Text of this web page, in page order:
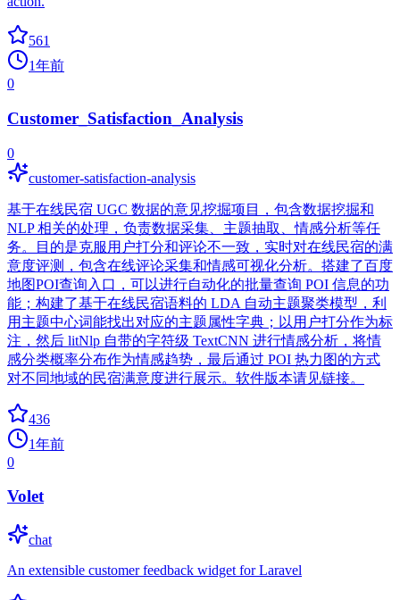
561
1年前
0
Customer_Satisfaction_Analysis
0
customer-satisfaction-analysis
基于在线民宿 UGC 数据的意见挖掘项目，包含数据挖掘和
NLP 相关的处理，负责数据采集、主题抽取、情感分析等任
务。目的是克服用户打分和评论不一致，实时对在线民宿的满
意度评测，包含在线评论采集和情感可视化分析。搭建了百度
地图POI查询入口，可以进行自动化的批量查询 POI 信息的功
能；构建了基于在线民宿语料的 LDA 自动主题聚类模型，利
用主题中心词能找出对应的主题属性字典；以用户打分作为标
注，然后 litNlp 自带的字符级 TextCNN 进行情感分析，将情
感分类概率分布作为情感趋势，最后通过 POI 热力图的方式
对不同地域的民宿满意度进行展示。软件版本请见链接。
436
1年前
0
Volet
chat
An extensible customer feedback widget for Laravel